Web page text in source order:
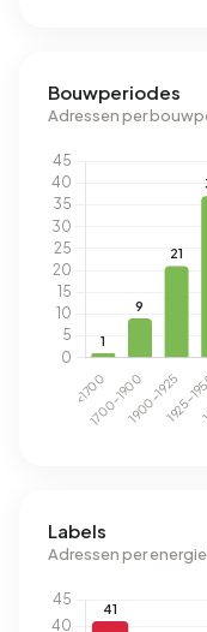
Bouwperiodes
Adressen per
Labels
Adressen per